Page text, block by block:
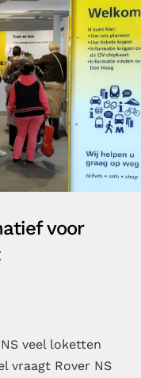
voor
veel loketten
vraagt Rover NS